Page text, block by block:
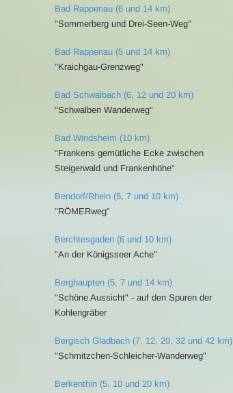
Bad Rappenau (6 und 14 km)
"Sommerberg und Drei-Seen-Weg"
Bad Rappenau (5 und 14 km)
"Kraichgau-Grenzweg"
Bad Schwalbach (6, 12 und 20 km)
"Schwalben Wanderweg"
Bad Windsheim (10 km)
"Frankens gemütliche Ecke zwischen
Steigerwald und Frankenhöhe"
Bendorf/Rhein (5, 7 und 10 km)
"RÖMERweg"
Berchtesgaden (6 und 10 km)
"An der Königsseer Ache"
Berghaupten (5, 7 und 14 km)
"Schöne Aussicht" - auf den Spuren der
Kohlengräber
Bergisch Gladbach (7, 12, 20, 32 und 42 km)
"Schmitzchen-Schleicher-Wanderweg"
Berkenthin (5, 10 und 20 km)